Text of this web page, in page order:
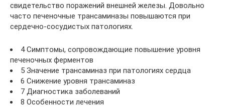
свидетельство поражений внешней железы. Довольно
часто печеночные трансаминазы повышаются при
сердечно-сосудистых патологиях.
4 Симптомы, сопровождающие повышение уровня
печеночных ферментов
5 Значение трансаминаз при патологиях сердца
6 Снижение уровня трансаминаз
7 Диагностика заболеваний
8 Особенности лечения